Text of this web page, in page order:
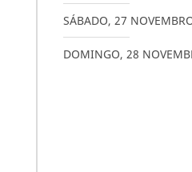
SÁBADO, 27
DOMINGO, 28